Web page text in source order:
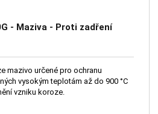
- Maziva - Proti zadření
mazivo určené pro ochranu
vysokým teplotám až do 900 °C
vzniku koroze.